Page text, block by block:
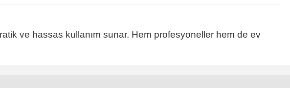
ve hassas kullanım sunar. Hem profesyoneller hem de ev